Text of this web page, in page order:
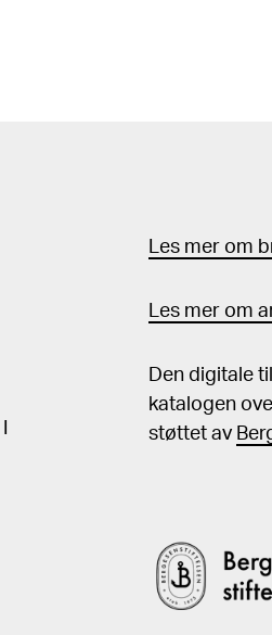
Les mer om
Les mer om
Den digitale
katalogen
støttet av